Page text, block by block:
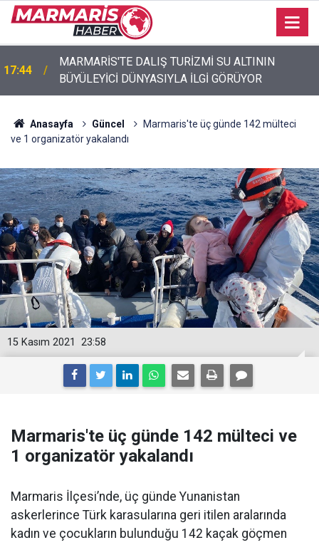
17:44
MARMARİS'TE DALIŞ TURİZMİ SU ALTININ
BÜYÜLEYİCİ DÜNYASIYLA İLGİ GÖRÜYOR
Akyaka’da engelli vatandaş plaja girebilmek için
emeklemek zorunda kaldı
Anasayfa Güncel
Marmaris'te üç günde 142 mülteci
ve 1 organizatör yakalandı
23:58
15 Kasım 2021
Marmaris'te üç günde 142 mülteci ve
1 organizatör yakalandı
Marmaris İlçesi’nde, üç günde Yunanistan
askerlerince Türk karasularına geri itilen aralarında
kadın ve çocukların bulunduğu 142 kaçak göçmen